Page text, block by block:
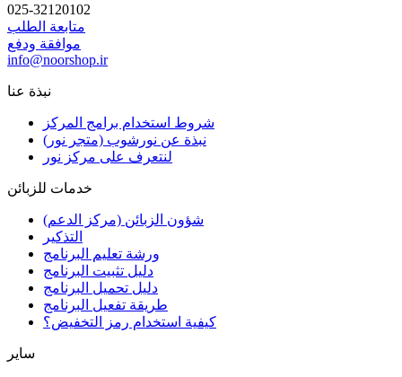
025-32120102
متابعة الطلب
موافقة ودفع
info@noorshop.ir
نبذة عنا
شروط استخدام برامج المركز
نبذة عن نورشوب (متجر نور)
لنتعرف على مركز نور
خدمات للزبائن
شؤون الزبائن (مركز الدعم)
التذكير
ورشة تعليم البرنامج
دليل تثبيت البرنامج
دليل تحميل البرنامج
طريقة تفعيل البرنامج
كيفية استخدام رمز التخفيض؟
سایر